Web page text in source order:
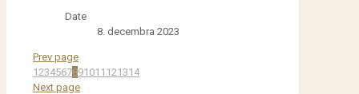
Date
8. decembra 2023
Prev page
1234567891011 121314
Next page